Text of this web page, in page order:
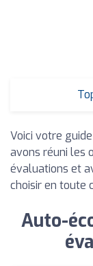
Voici votre
avons réuni les
évaluations et
choisir en toute
Auto-